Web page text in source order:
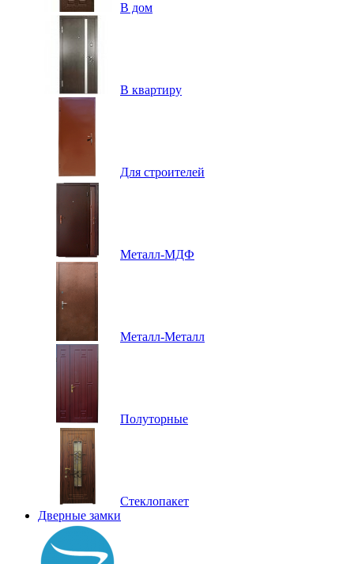
В дом
В квартиру
Для строителей
Металл-МДФ
Металл-Металл
Полуторные
Стеклопакет
Дверные замки